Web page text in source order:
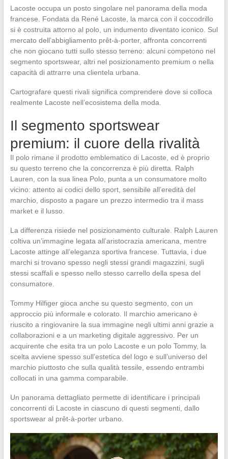
Lacoste occupa un posto singolare nel panorama della moda
francese. Fondata da René Lacoste, la marca con il coccodrillo
si è costruita attorno al polo, un indumento diventato iconico. Sul
mercato dell’abbigliamento prêt-à-porter, affronta concorrenti
che non giocano tutti sullo stesso terreno: alcuni competono nel
segmento sportswear, altri nel posizionamento premium o nella
capacità di attrarre una clientela urbana.
Cartografare questi rivali significa comprendere dove si colloca
realmente Lacoste nell’ecosistema della moda.
Il segmento sportswear
premium: il cuore della rivalità
Il polo rimane il prodotto emblematico di Lacoste, ed è proprio
su questo terreno che la concorrenza è più diretta. Ralph
Lauren, con la sua linea Polo, punta a un consumatore molto
vicino: attento ai codici dello sport, sensibile all’eredità del
marchio, disposto a pagare un prezzo intermedio tra il mass
market e il lusso.
La differenza risiede nel posizionamento culturale. Ralph Lauren
coltiva un’immagine legata all’aristocrazia americana, mentre
Lacoste attinge all’eleganza sportiva francese. Tuttavia, i due
marchi si trovano spesso negli stessi grandi magazzini, sugli
stessi scaffali e spesso nello stesso carrello della spesa del
consumatore.
Tommy Hilfiger gioca anche su questo segmento, con un
approccio più informale e colorato. Il marchio americano è
riuscito a ringiovanire la sua immagine negli ultimi anni grazie a
collaborazioni e a un marketing digitale aggressivo. Per un
acquirente che esita tra un polo Lacoste e un polo Tommy, la
scelta avviene spesso sull’estetica del logo e sull’universo del
marchio piuttosto che sulla qualità tessile, essendo entrambi
collocati in una gamma comparabile.
Un panorama dettagliato permette di identificare i principali
concorrenti di Lacoste in ciascuno di questi segmenti, dallo
sportswear al prêt-à-porter urbano.